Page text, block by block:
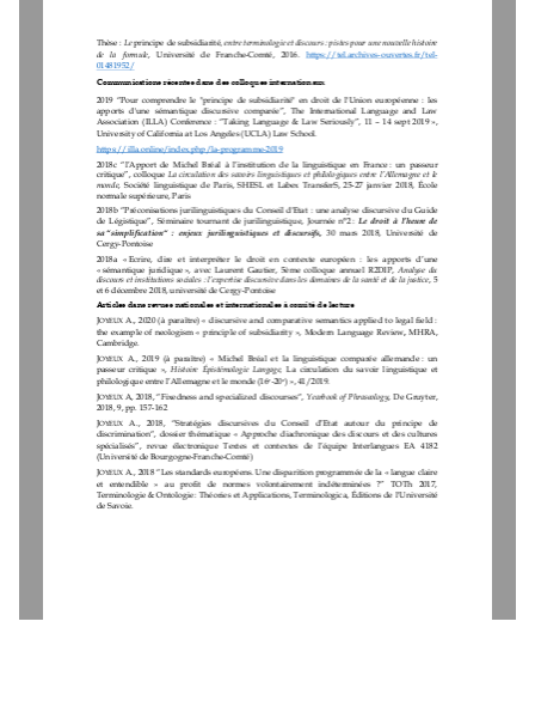
Thèse : Le principe de subsidiarité, entre terminologie et discours : pistes pour une nouvelle histoire
de   la   formule ,   Université   de   Franche -Comté,   2016. https://tel.archives ouvertes.fr/tel
01481952/
Communications récentes dans des colloques internationaux
2019  “Pour  comprendre  le  "principe  de  subsidiarité"  en  droit  de  l'Union  européenne  :  les
apports  d'une  sémantique  discursive  comparée”,  The  International  Language  and  Law
Association  (ILLA) Conference :  “Taking  Language  &  Law  Seriously”,  11 14  sept  2019 »,
University of California at Los Angeles (UCLA) Law School.
https://illa.online/index.php/la
programme -2019
2018c “l’Apport  de  Michel  Bréal  à  l’institution  de  la  linguistique  en  France
:  un  passeur
critique”,  colloque La  circulation  des  savoirs  linguistiques  et  philologiques  entre  l’Allemagne  et  le
monde,  Société  linguistique  de  Paris,  SHESL  et  Labex  TransferS,  25 -27  janvier 2018,  École
normale supérieure, Paris
2018b “Préconisations  jurilinguistiques  du  Conseil  d'Etat  :  une analyse  discursive  du  Guide
de  Légistique”,  Séminaire  tournant  de  jurilinguistique,  Journée  n°2 : Le  droit  à  l’heure  de
sa “simplification“  :  enjeux  jurilinguistiques  et  discursifs
30  mars  2018,  Université  de
Cergy- Pontoise
2018a   « Ecrire,  dire  et  interpréter  le  droit  en  contexte  européen  :  les  apports  d’une
sémantique  juridique »,  avec  Laurent  Gautier,  5ème  colloque  annuel  R2DIP,
Analyse  du
discours et institutions sociales : l’expertise discursive dans les domaines de la santé et de la justice , 5
et 6 décembre 2018, université de Cergy-Pontoise
Articles dans revues nationales et internationales à comité de lecture
JOYEUX A., 2020 (à  paraître) «  discursive  and  comparative  semantics  applied  to  legal  field  :
the  example  of  neologism  «  principle  of  subsidiarity  »,
Modern  Language  Review , MHRA,
Cambridge.
JOYEUX A.,  2019  (à  paraître)  «  Michel  Bréal  et  la  linguistique  comparée  allemande :  un
passeur  critique  », Histoire  Épistémologie  Langage,
La  circulation  du  savoir  linguistique  et
philologique entre l’Allemagne et le monde (16 -20 e)
», 41/2019.
JOYEUX A, 2018, “Fixedness and specialized discourses“, Yearbook of Phraseology , De Gruyter,
2018, 9, pp. 157- 162
JOYEUX
A.,   2018,   “Stratégies   discursives   du   Conseil   d’Etat   autour   du   principe   de
discrimination“,  dossier  thématique  «  Approche  diachronique  des  discours  et  des  cultures
spécialisés”,  revue  électronique  Textes  et  contextes  de  l’équipe  Interlangues  EA  4182
(Université de Bourgogne-Franche-Comté)
JOYEUX A., 2018 “Les standards européens. Une disparition programmée de la « langue claire
et   entendible   »   au   profit   de  normes   volontairement  indéterminées   ?”   TOTh   2017,
Terminologie & Ontologie : Théories et Applications, Terminologica, Éditions de l'Université
de Savoie.